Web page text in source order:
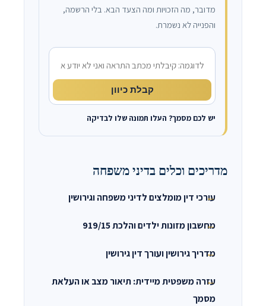
מדובר, מה הזכויות ומה הצעד הבא. בלי הרשמה,
והפנייה לא נשמרת.
מה קרה?
קבלת כיוון
יש לכם מסמך? העלו תמונה שלו לבדיקה
מדריכים וכלים בדיני משפחה
עורכי דין מומלצים לדיני משפחה וגירושין
מחשבון מזונות ילדים והלכת 919/15
מדריך גירושין ועורך דין גירושין
עזרה משפטית מיידית: תיאור מצב או העלאת
מסמך